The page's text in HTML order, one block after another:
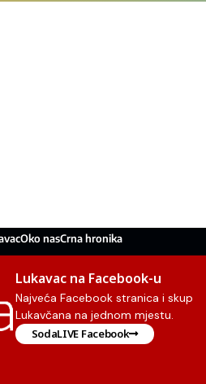
Oko nasCrna hronika
Lukavac na Facebook-u
Najveća Facebook stranica i skup
Lukavčana na jednom mjestu.
SodaLIVE Facebook